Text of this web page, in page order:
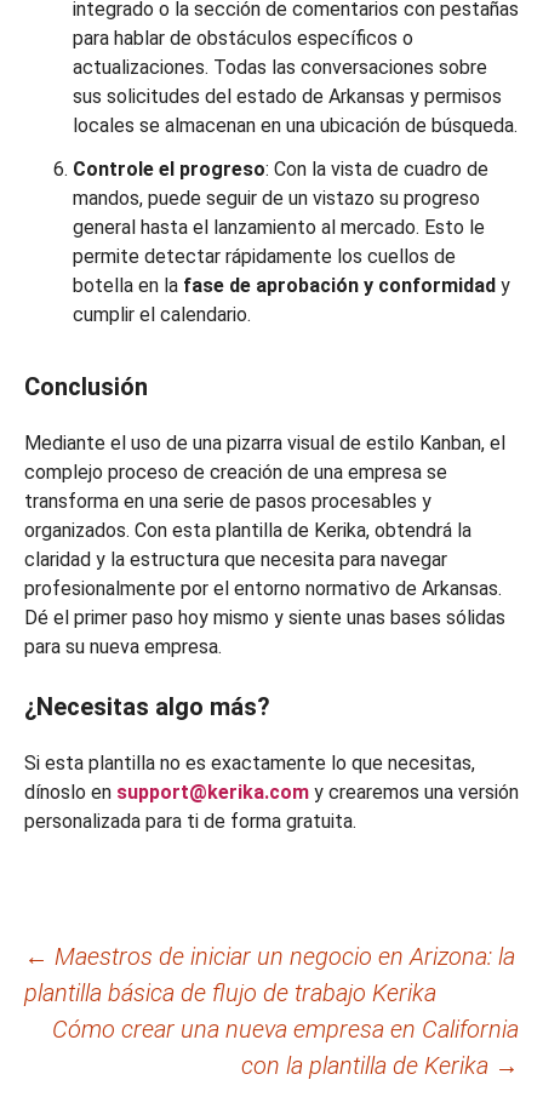
integrado o la sección de comentarios con pestañas
para hablar de obstáculos específicos o
actualizaciones. Todas las conversaciones sobre
sus solicitudes del estado de Arkansas y permisos
locales se almacenan en una ubicación de búsqueda.
Controle el progreso: Con la vista de cuadro de
mandos, puede seguir de un vistazo su progreso
general hasta el lanzamiento al mercado. Esto le
permite detectar rápidamente los cuellos de
botella en la fase de aprobación y conformidad y
cumplir el calendario.
Conclusión
Mediante el uso de una pizarra visual de estilo Kanban, el
complejo proceso de creación de una empresa se
transforma en una serie de pasos procesables y
organizados. Con esta plantilla de Kerika, obtendrá la
claridad y la estructura que necesita para navegar
profesionalmente por el entorno normativo de Arkansas.
Dé el primer paso hoy mismo y siente unas bases sólidas
para su nueva empresa.
¿Necesitas algo más?
Si esta plantilla no es exactamente lo que necesitas,
dínoslo en support@kerika.com y crearemos una versión
personalizada para ti de forma gratuita.
Navegación
de
← Maestros de iniciar un negocio en Arizona: la
plantilla básica de flujo de trabajo Kerika
Cómo crear una nueva empresa en California
con la plantilla de Kerika →